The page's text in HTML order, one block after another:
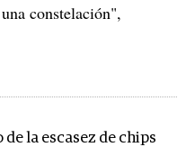
constelación",
la escasez de chips